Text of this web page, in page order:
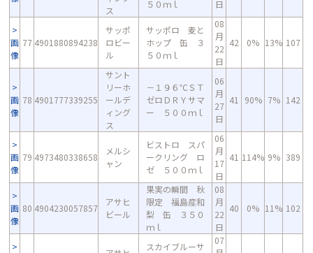
ス
５０ｍｌ
日
画
像
77 4901880894238
サッポ
ロビー
ル
サッポロ 麦と
ホップ 缶 ３
５０ｍｌ
08
月
22
日
42 0% 13% 107
画
像
78 4901777339255
サント
リーホ
ールデ
ィング
ス
－１９６℃ＳＴ
ゼロＤＲＹサマ
ー ５００ｍｌ
06
月
27
日
41 90% 7% 142
画
像
79 4973480338658
メルシ
ャン
ビストロ スパ
ークリング ロ
ゼ ５００ｍｌ
06
月
17
日
41 114% 9% 389
画
像
80 4904230057857
アサヒ
ビール
果実の瞬間 秋
限定 福島産和
梨 缶 ３５０
ｍｌ
08
月
22
日
40 0% 11% 102
スカイブルーサ
07